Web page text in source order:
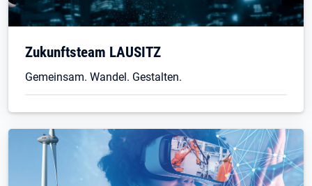
Zukunftsteam LAUSITZ
Gemeinsam. Wandel. Gestalten.